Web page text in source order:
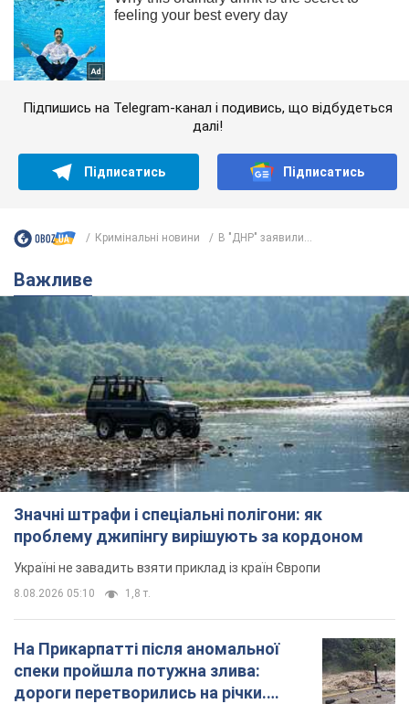
Підпишись на Telegram-канал і подивись, що відбудеться
далі!
Підписатись Підписатись
Кримінальні новини В "ДНР" заявили...
Важливе
Значні штрафи і спеціальні полігони: як
проблему джипінгу вирішують за кордоном
Україні не завадить взяти приклад із країн Європи
8.08.2026 05:10 1,8 т.
На Прикарпатті після аномальної
спеки пройшла потужна злива:
дороги перетворились на річки.